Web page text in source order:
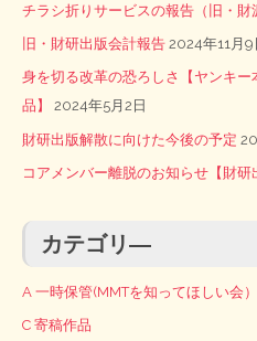
チラシ折りサービスの報告（旧・財
旧・財研出版会計報告 2024年11月9
身を切る改革の恐ろしさ【ヤンキ
品】
2024年5月2日
財研出版解散に向けた今後の予定
コアメンバー離脱のお知らせ【財研
カテゴリ―
A 一時保管(MMTを知ってほしい会）
C 寄稿作品